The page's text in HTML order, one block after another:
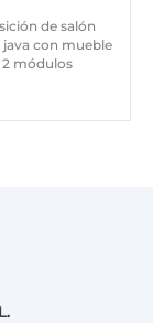
de salón
java con mueble
2 módulos